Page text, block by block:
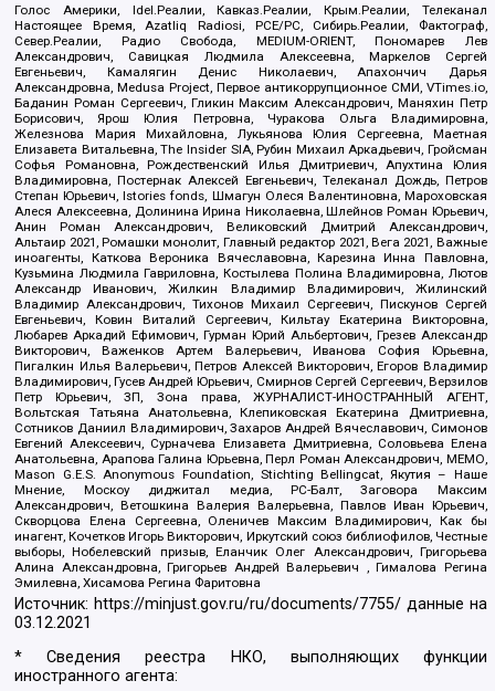
Голос Америки, Idel.Реалии, Кавказ.Реалии, Крым.Реалии, Телеканал
Настоящее Время, Azatliq Radiosi, PCE/PC, Сибирь.Реалии, Фактограф,
Север.Реалии, Радио Свобода, MEDIUM-ORIENT, Пономарев Лев
Александрович, Савицкая Людмила Алексеевна, Маркелов Сергей
Евгеньевич, Камалягин Денис Николаевич, Апахончич Дарья
Александровна, Medusa Project, Первое антикоррупционное СМИ, VTimes.io,
Баданин Роман Сергеевич, Гликин Максим Александрович, Маняхин Петр
Борисович, Ярош Юлия Петровна, Чуракова Ольга Владимировна,
Железнова Мария Михайловна, Лукьянова Юлия Сергеевна, Маетная
Елизавета Витальевна, The Insider SIA, Рубин Михаил Аркадьевич, Гройсман
Софья Романовна, Рождественский Илья Дмитриевич, Апухтина Юлия
Владимировна, Постернак Алексей Евгеньевич, Телеканал Дождь, Петров
Степан Юрьевич, Istories fonds, Шмагун Олеся Валентиновна, Мароховская
Алеся Алексеевна, Долинина Ирина Николаевна, Шлейнов Роман Юрьевич,
Анин Роман Александрович, Великовский Дмитрий Александрович,
Альтаир 2021, Ромашки монолит, Главный редактор 2021, Вега 2021, Важные
иноагенты, Каткова Вероника Вячеславовна, Карезина Инна Павловна,
Кузьмина Людмила Гавриловна, Костылева Полина Владимировна, Лютов
Александр Иванович, Жилкин Владимир Владимирович, Жилинский
Владимир Александрович, Тихонов Михаил Сергеевич, Пискунов Сергей
Евгеньевич, Ковин Виталий Сергеевич, Кильтау Екатерина Викторовна,
Любарев Аркадий Ефимович, Гурман Юрий Альбертович, Грезев Александр
Викторович, Важенков Артем Валерьевич, Иванова София Юрьевна,
Пигалкин Илья Валерьевич, Петров Алексей Викторович, Егоров Владимир
Владимирович, Гусев Андрей Юрьевич, Смирнов Сергей Сергеевич, Верзилов
Петр Юрьевич, ЗП, Зона права, ЖУРНАЛИСТ-ИНОСТРАННЫЙ АГЕНТ,
Вольтская Татьяна Анатольевна, Клепиковская Екатерина Дмитриевна,
Сотников Даниил Владимирович, Захаров Андрей Вячеславович, Симонов
Евгений Алексеевич, Сурначева Елизавета Дмитриевна, Соловьева Елена
Анатольевна, Арапова Галина Юрьевна, Перл Роман Александрович, МЕМО,
Mason G.E.S. Anonymous Foundation, Stichting Bellingcat, Якутия – Наше
Мнение, Москоу диджитал медиа, РС-Балт, Заговора Максим
Александрович, Ветошкина Валерия Валерьевна, Павлов Иван Юрьевич,
Скворцова Елена Сергеевна, Оленичев Максим Владимирович, Как бы
инагент, Кочетков Игорь Викторович, Иркутский союз библиофилов, Честные
выборы, Нобелевский призыв, Еланчик Олег Александрович, Григорьева
Алина Александровна, Григорьев Андрей Валерьевич , Гималова Регина
Эмилевна, Хисамова Регина Фаритовна
Источник: https://minjust.gov.ru/ru/documents/7755/ данные на
03.12.2021
* Сведения реестра НКО, выполняющих функции
иностранного агента: